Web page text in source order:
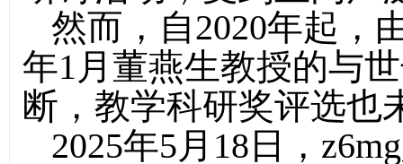
然而，自2020年起，
年1月董燕生教授的与
断，教学科研奖评选也
2025年5月18日，